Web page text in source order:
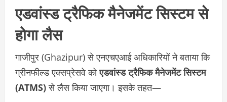
एडवांस्ड ट्रैफिक मैनेजमेंट सिस्टम से
होगा लैस
गाजीपुर (Ghazipur) से एनएचएआई अधिकारियों ने बताया कि
ग्रीनफील्ड एक्सप्रेसवे कोएडवांस्ड ट्रैफिक मैनेजमेंट सिस्टम
(ATMS)से लैस किया जाएगा। इसके तहत—